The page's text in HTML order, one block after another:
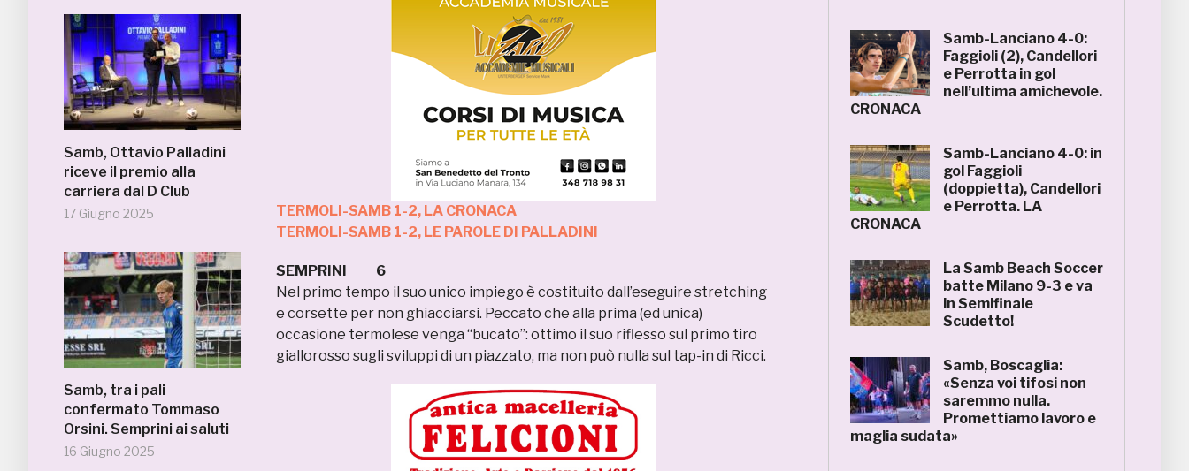
Samb, Ottavio Palladini
riceve il premio alla
carriera dal D Club
17 Giugno 2025
Samb, tra i pali
confermato Tommaso
Orsini. Semprini ai saluti
16 Giugno 2025
TERMOLI-SAMB 1-2, LA CRONACA
TERMOLI-SAMB 1-2, LE PAROLE DI PALLADINI
SEMPRINI 6
Nel primo tempo il suo unico impiego è costituito dall’eseguire stretching
e corsette per non ghiacciarsi. Peccato che alla prima (ed unica)
occasione termolese venga “bucato”: ottimo il suo riflesso sul primo tiro
giallorosso sugli sviluppi di un piazzato, ma non può nulla sul tap-in di Ricci.
Samb-Lanciano 4-0:
Faggioli (2), Candellori
e Perrotta in gol
nell’ultima amichevole.
CRONACA
Samb-Lanciano 4-0: in
gol Faggioli
(doppietta), Candellori
e Perrotta. LA
CRONACA
La Samb Beach Soccer
batte Milano 9-3 e va
in Semifinale
Scudetto!
Samb, Boscaglia:
«Senza voi tifosi non
saremmo nulla.
Promettiamo lavoro e
maglia sudata»